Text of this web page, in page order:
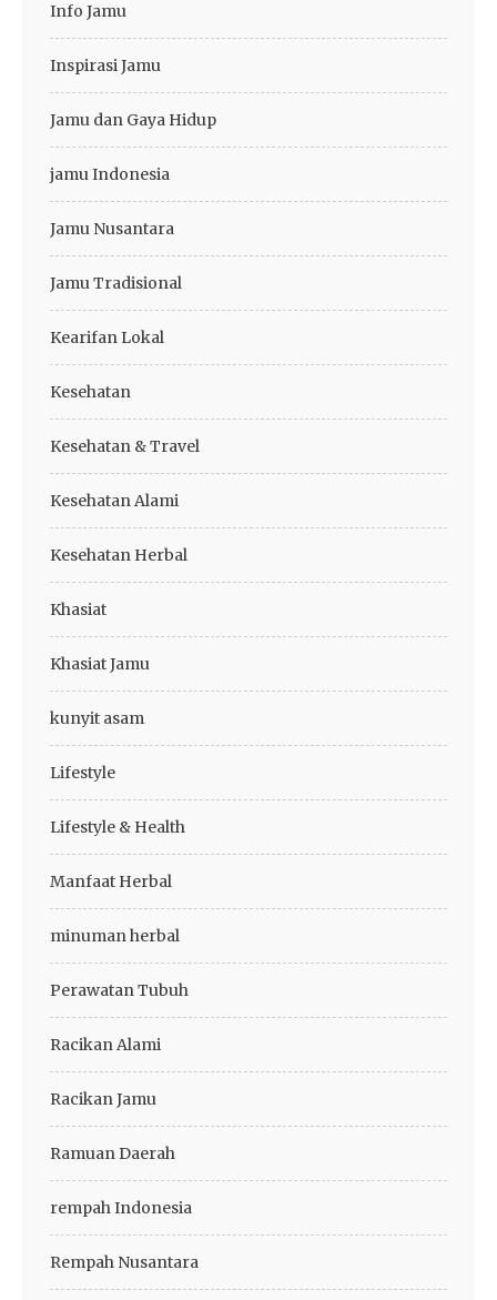
Info Jamu
Inspirasi Jamu
Jamu dan Gaya Hidup
jamu Indonesia
Jamu Nusantara
Jamu Tradisional
Kearifan Lokal
Kesehatan
Kesehatan & Travel
Kesehatan Alami
Kesehatan Herbal
Khasiat
Khasiat Jamu
kunyit asam
Lifestyle
Lifestyle & Health
Manfaat Herbal
minuman herbal
Perawatan Tubuh
Racikan Alami
Racikan Jamu
Ramuan Daerah
rempah Indonesia
Rempah Nusantara